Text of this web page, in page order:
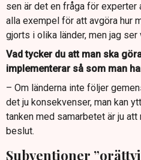
sen är det en fråga för experter
alla exempel för att avgöra hur
gjorts i olika länder, men jag
Vad tycker du att man ska
implementerar så som man
– Om länderna inte följer
det ju konsekvenser, man kan
tanken med samarbetet är ju
beslut.
Subventioner